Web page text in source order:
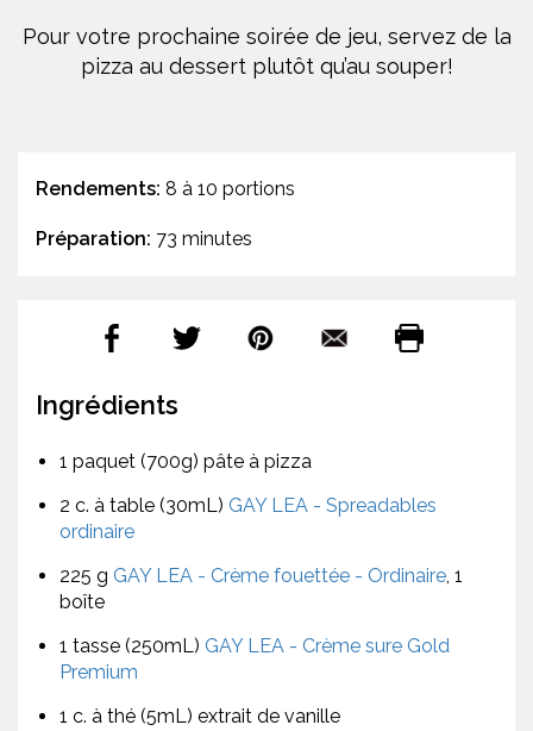
Pour votre prochaine soirée de jeu, servez de la
pizza au dessert plutôt qu’au souper!
Rendements: 8 à 10 portions
Préparation: 73 minutes
Ingrédients
1 paquet (700g) pâte à pizza
2 c. à table (30mL) GAY LEA - Spreadables
ordinaire
225 g GAY LEA - Crème fouettée - Ordinaire, 1
boîte
1 tasse (250mL) GAY LEA - Crème sure Gold
Premium
1 c. à thé (5mL) extrait de vanille